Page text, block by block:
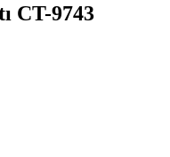
CT-9743